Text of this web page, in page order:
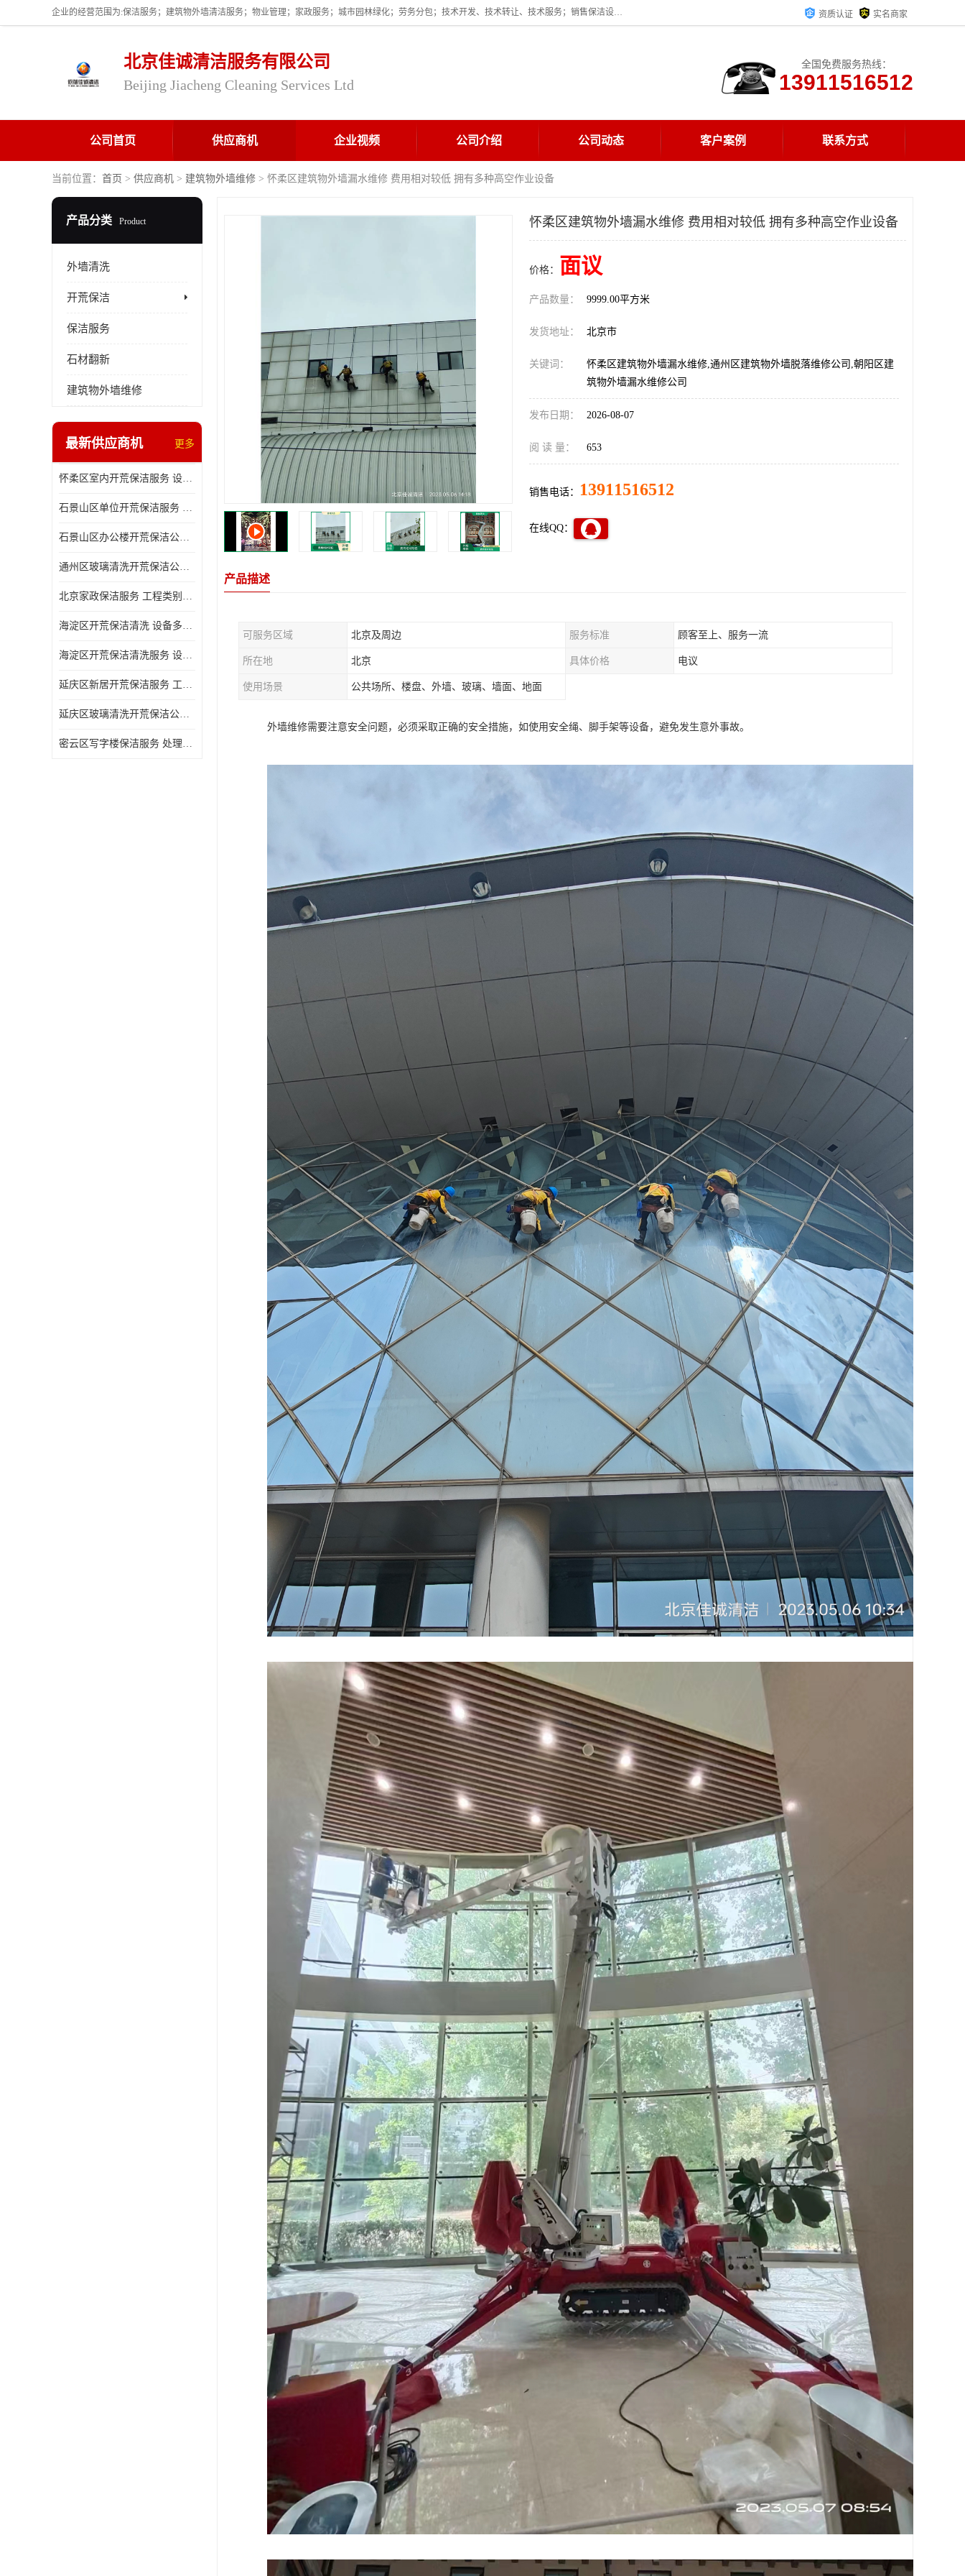
企业的经营范围为:保洁服务；建筑物外墙清洁服务；物业管理；家政服务；城市园林绿化；劳务分包；技术开发、技术转让、技术服务；销售保洁设备、卫生用品、化工产品（不含危险化学品及一类易制毒化学品）、日用品、办公设备、建筑材料、装饰材料；图文设计；清洁服务（不含餐具消毒）；中央空调维修；工程设计；施工总承包；专业承包。 资质认证 实名商家
北京佳诚清洁服务有限公司
Beijing Jiacheng Cleaning Services Ltd
全国免费服务热线：
13911516512
公司首页 供应商机 企业视频 公司介绍 公司动态 客户案例 联系方式
当前位置： 首页 > 供应商机 > 建筑物外墙维修 > 怀柔区建筑物外墙漏水维修 费用相对较低 拥有多种高空作业设备
产品分类 Product
外墙清洗
开荒保洁
保洁服务
石材翻新
建筑物外墙维修
最新供应商机 更多
怀柔区室内开荒保洁服务 设备多样 减轻日后打理工作
石景山区单位开荒保洁服务 省心省力 便于人员尽快入住
石景山区办公楼开荒保洁公司 设备多样 清洁知识全面
通州区玻璃清洗开荒保洁公司电话 省心省力 有效消除隐患
北京家政保洁服务 工程类别多 有效消除隐患
海淀区开荒保洁清洗 设备多样 避免会留下卫生死角
海淀区开荒保洁清洗服务 设备多样 清洁知识全面
延庆区新居开荒保洁服务 工程类别多 避免会留下卫生死角
延庆区玻璃清洗开荒保洁公司电话 处理细致 清洁知识全面
密云区写字楼保洁服务 处理细致 避免会留下卫生死角
怀柔区建筑物外墙漏水维修 费用相对较低 拥有多种高空作业设备
价格： 面议
产品数量： 9999.00平方米
发货地址： 北京市
关键词：
怀柔区建筑物外墙漏水维修,通州区建筑物外墙脱落维修公司,朝阳区建
筑物外墙漏水维修公司
发布日期： 2026-08-07
阅 读 量： 653
销售电话： 13911516512
在线QQ：
产品描述
可服务区域 北京及周边 服务标准 顾客至上、服务一流
所在地 北京 具体价格 电议
使用场景 公共场所、楼盘、外墙、玻璃、墙面、地面
外墙维修需要注意安全问题，必须采取正确的安全措施，如使用安全绳、脚手架等设备，避免发生意外事故。